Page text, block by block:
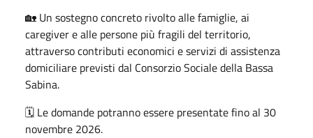
🏡 Un sostegno concreto rivolto alle famiglie, ai
caregiver e alle persone più fragili del territorio,
attraverso contributi economici e servizi di assistenza
domiciliare previsti dal Consorzio Sociale della Bassa
Sabina.
🗓️ Le domande potranno essere presentate fino al 30
novembre 2026.